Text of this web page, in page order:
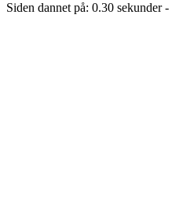
Siden dannet på: 0.30 sekunder